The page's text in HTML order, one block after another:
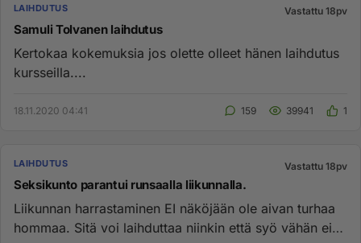
LAIHDUTUS Vastattu 18pv
Samuli Tolvanen laihdutus
Kertokaa kokemuksia jos olette olleet hänen laihdutus
kursseilla....
18.11.2020 04:41 159 39941 1
LAIHDUTUS Vastattu 18pv
Seksikunto parantui runsaalla liikunnalla.
Liikunnan harrastaminen EI näköjään ole aivan turhaa
hommaa. Sitä voi laihduttaa niinkin että syö vähän ei